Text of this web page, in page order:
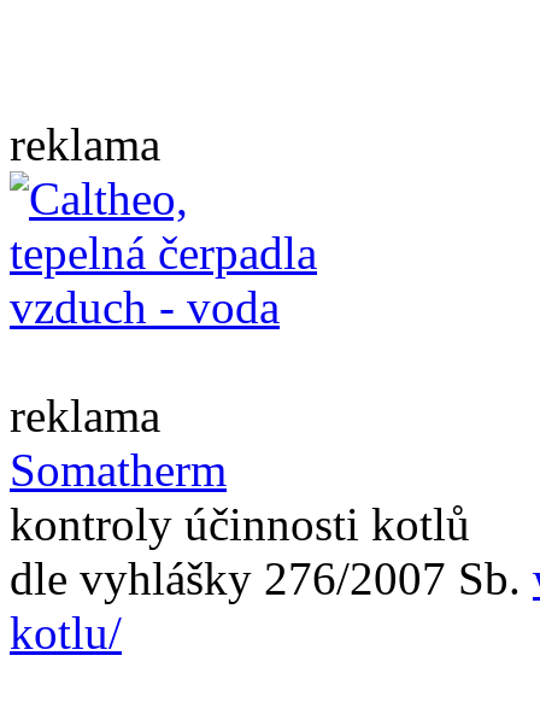
reklama
reklama
Somatherm
kontroly účinnosti kotlů
dle vyhlášky 276/2007 Sb.
kotlu/